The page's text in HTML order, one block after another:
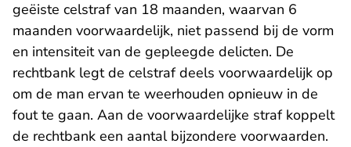
geëiste celstraf van 18 maanden, waarvan 6
maanden voorwaardelijk, niet passend bij de vorm
en intensiteit van de gepleegde delicten. De
rechtbank legt de celstraf deels voorwaardelijk op
om de man ervan te weerhouden opnieuw in de
fout te gaan. Aan de voorwaardelijke straf koppelt
de rechtbank een aantal bijzondere voorwaarden.